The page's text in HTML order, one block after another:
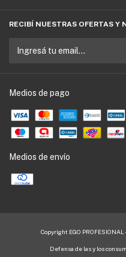
RECIBÍ NUESTRAS OFERTAS Y
Medios de pago
Medios de envío
Copyright EGO
Defensa de las y los